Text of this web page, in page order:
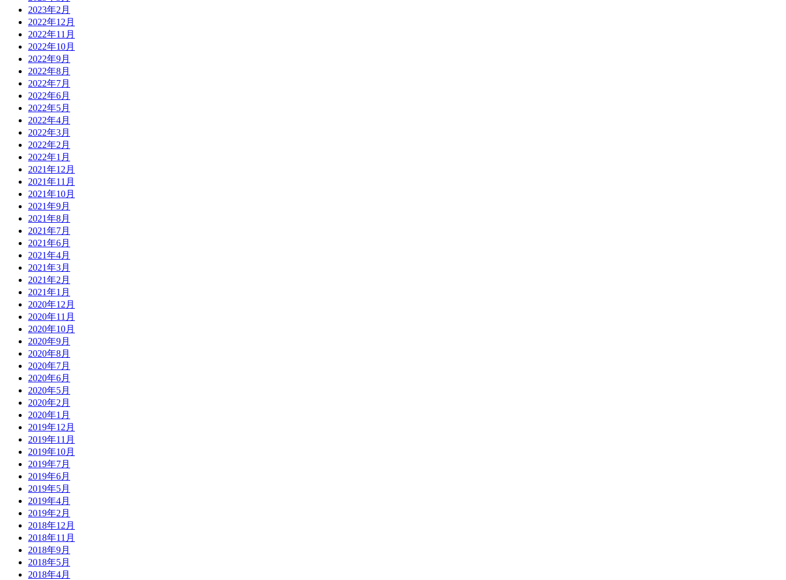
2023年2月
2022年12月
2022年11月
2022年10月
2022年9月
2022年8月
2022年7月
2022年6月
2022年5月
2022年4月
2022年3月
2022年2月
2022年1月
2021年12月
2021年11月
2021年10月
2021年9月
2021年8月
2021年7月
2021年6月
2021年4月
2021年3月
2021年2月
2021年1月
2020年12月
2020年11月
2020年10月
2020年9月
2020年8月
2020年7月
2020年6月
2020年5月
2020年2月
2020年1月
2019年12月
2019年11月
2019年10月
2019年7月
2019年6月
2019年5月
2019年4月
2019年2月
2018年12月
2018年11月
2018年9月
2018年5月
2018年4月